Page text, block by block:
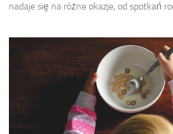
nadaje się na różne okazje, od spotkań